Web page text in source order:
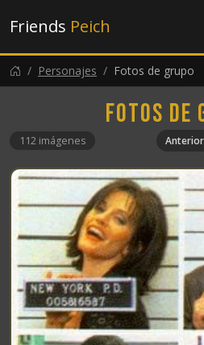
Friends Peich
Personajes Fotos de grupo
Fotos de
112 imágenes Anterior